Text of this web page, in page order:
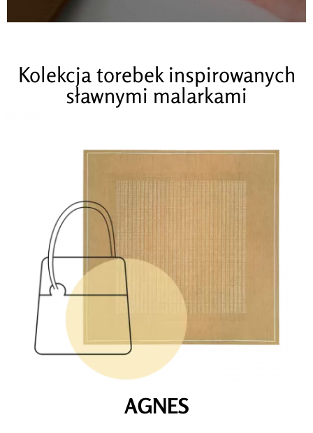
Kolekcja torebek inspirowanych
sławnymi malarkami
AGNES